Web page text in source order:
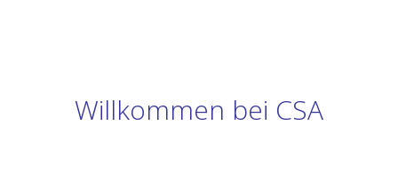
Willkommen bei CSA